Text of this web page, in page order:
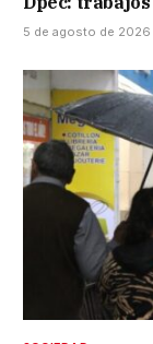
5 de agosto de 2026